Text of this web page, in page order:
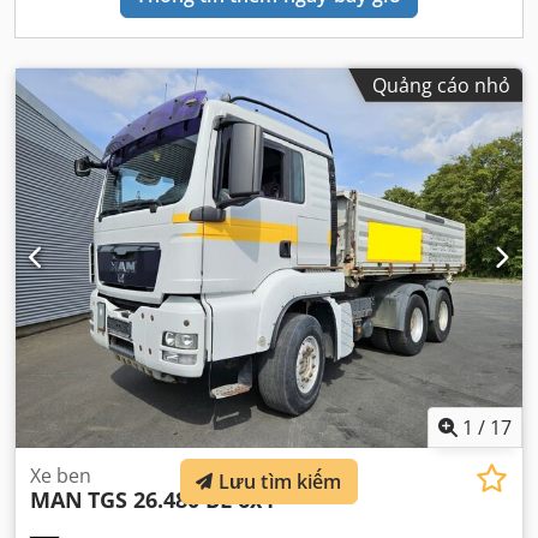
Quảng cáo nhỏ
1 / 17
Xe ben
MAN TGS 26.480 BL 6x4
Lưu tìm kiếm